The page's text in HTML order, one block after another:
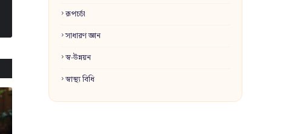
রূপচর্চা
সাধারণ জ্ঞান
স্ব-উন্নয়ন
স্বাস্থ্য বিধি